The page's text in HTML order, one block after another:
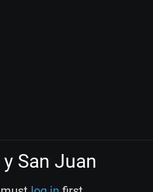
San Juan